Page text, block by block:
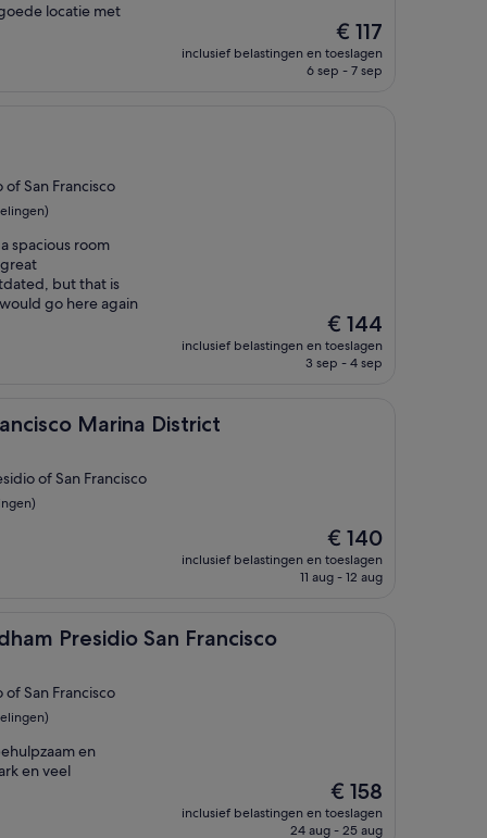
locatie met
De
prijs
is
€ 117
inclusief belastingen en toeslagen
6 sep - 7 sep
San Francisco
spacious room
but that is
go here again
De
prijs
is
€ 144
inclusief belastingen en toeslagen
3 sep - 4 sep
Marina District
District
of San Francisco
De
prijs
is
€ 140
inclusief belastingen en toeslagen
11 aug - 12 aug
Presidio San Francisco
San Francisco
San Francisco
en
en veel
De
prijs
is
€ 158
inclusief belastingen en toeslagen
24 aug - 25 aug